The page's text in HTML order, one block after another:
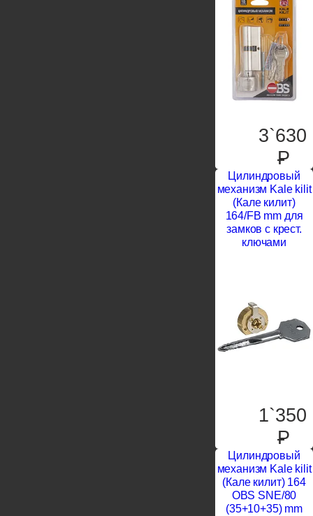
3`630
P
Цилиндровый
механизм Kale kilit
(Кале килит)
164/FB mm для
замков с крест.
ключами
1`350
P
Цилиндровый
механизм Kale kilit
(Кале килит) 164
OBS SNE/80
(35+10+35) mm